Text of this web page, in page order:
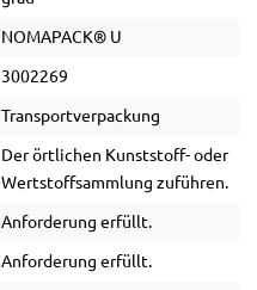
NOMAPACK® U
3002269
Transportverpackung
Der örtlichen Kunststoff- oder
Wertstoffsammlung zuführen.
Anforderung erfüllt.
Anforderung erfüllt.